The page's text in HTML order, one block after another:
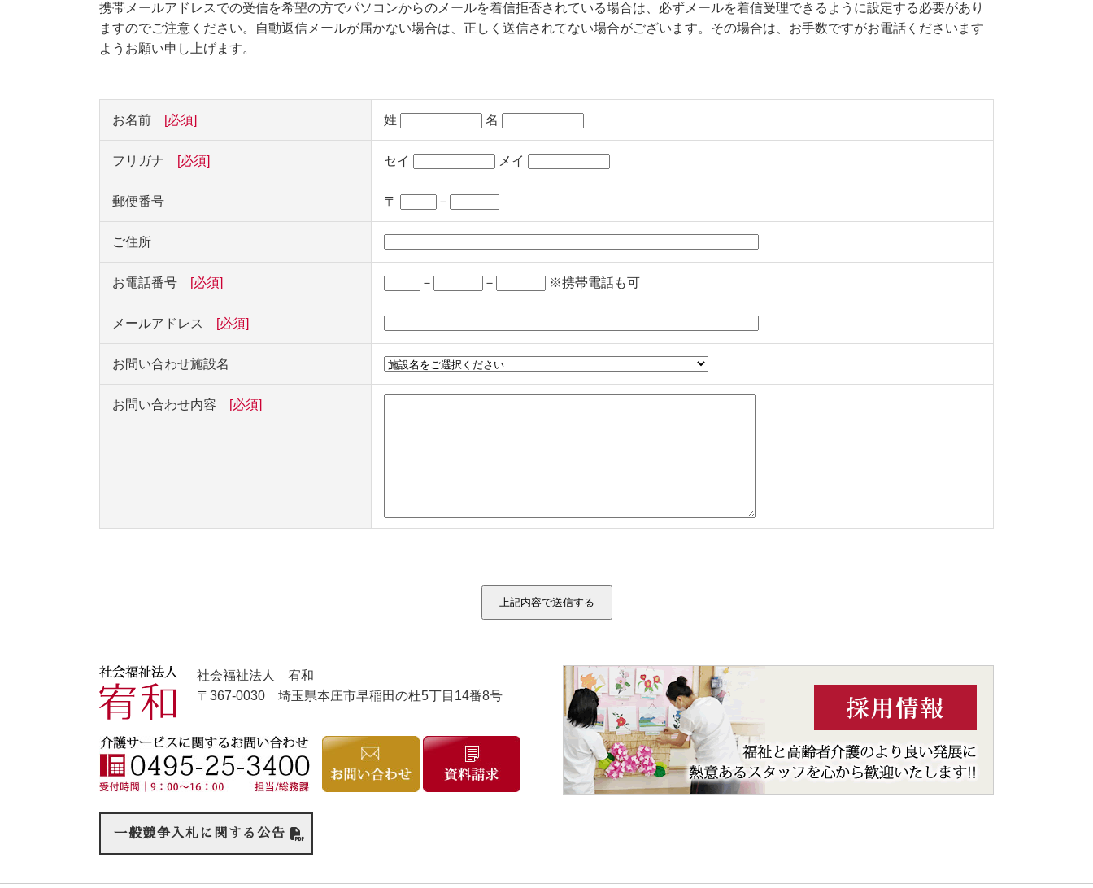
携帯メールアドレスでの受信を希望の方でパソコンからのメールを着信拒否されている場合は、必ずメールを着信受理できるように設定する必要があり
ますのでご注意ください。自動返信メールが届かない場合は、正しく送信されてない場合がございます。その場合は、お手数ですがお電話くださいます
ようお願い申し上げます。
お名前 [必須] 姓 名
フリガナ [必須] セイ メイ
郵便番号 〒 －
ご住所
お電話番号 [必須] － － ※携帯電話も可
メールアドレス [必須]
お問い合わせ施設名
お問い合わせ内容 [必須]
社会福祉法人 宥和
〒367-0030 埼玉県本庄市早稲田の杜5丁目14番8号
一般競争入札に関する公告